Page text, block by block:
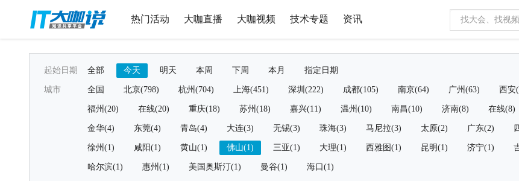
热门活动 大咖直播 大咖视频 技术专题 资讯
起始日期 全部 今天 明天 本周 下周 本月 指定日期
城市 全国 北京(798) 杭州(704) 上海(451) 深圳(222) 成都(105) 南京(64) 广州(63) 西安
福州(20) 在线(20) 重庆(18) 苏州(18) 嘉兴(11) 温州(10) 南昌(10) 济南(8) 在线(8)
金华(4) 东莞(4) 青岛(4) 大连(3) 无锡(3) 珠海(3) 马尼拉(3) 太原(2) 广东(2)
徐州(1) 咸阳(1) 黄山(1) 佛山(1) 三亚(1) 大理(1) 西雅图(1) 昆明(1) 济宁(1)
哈尔滨(1) 惠州(1) 美国奥斯汀(1) 曼谷(1) 海口(1)